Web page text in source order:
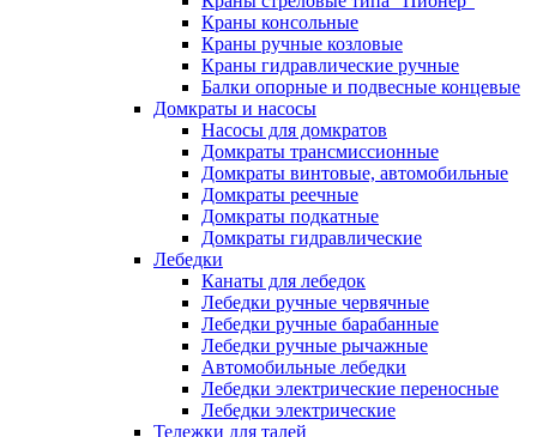
Краны консольные
Краны ручные козловые
Краны гидравлические ручные
Балки опорные и подвесные концевые
Домкраты и насосы
Насосы для домкратов
Домкраты трансмиссионные
Домкраты винтовые, автомобильные
Домкраты реечные
Домкраты подкатные
Домкраты гидравлические
Лебедки
Канаты для лебедок
Лебедки ручные червячные
Лебедки ручные барабанные
Лебедки ручные рычажные
Автомобильные лебедки
Лебедки электрические переносные
Лебедки электрические
Тележки для талей